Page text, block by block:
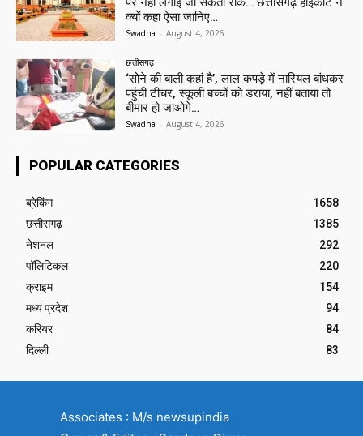
क्यों कहा ऐसा जानिए…
Swadha - August 4, 2026
छत्तीसगढ़
‘सोने की बाली कहां है’, लाल कपड़े में नारियल बांधकर
पहुंची टीचर, स्कूली बच्चों को डराया, नहीं बताया तो
बीमार हो जाओगे…
Swadha - August 4, 2026
POPULAR CATEGORIES
ब्रेकिंग
1658
छत्तीसगढ़
1385
नेशनल
292
पॉलिटिकल
220
क्राइम
154
मध्य प्रदेश
94
करियर
84
दिल्ली
83
Associates : M/s newsupindia